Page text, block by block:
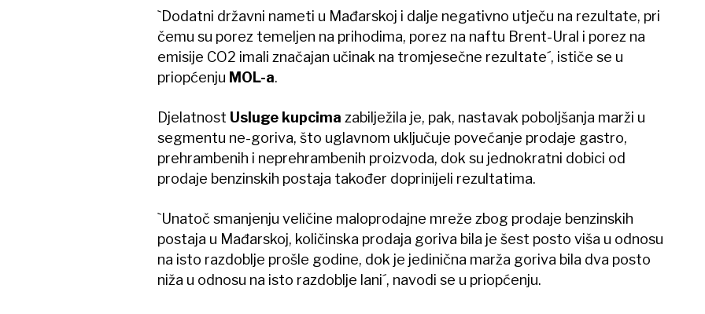
`Dodatni državni nameti u Mađarskoj i dalje negativno utječu na rezultate, pri
čemu su porez temeljen na prihodima, porez na naftu Brent-Ural i porez na
emisije CO2 imali značajan učinak na tromjesečne rezultate´, ističe se u
priopćenju MOL-a.
Djelatnost Usluge kupcima zabilježila je, pak, nastavak poboljšanja marži u
segmentu ne-goriva, što uglavnom uključuje povećanje prodaje gastro,
prehrambenih i neprehrambenih proizvoda, dok su jednokratni dobici od
prodaje benzinskih postaja također doprinijeli rezultatima.
`Unatoč smanjenju veličine maloprodajne mreže zbog prodaje benzinskih
postaja u Mađarskoj, količinska prodaja goriva bila je šest posto viša u odnosu
na isto razdoblje prošle godine, dok je jedinična marža goriva bila dva posto
niža u odnosu na isto razdoblje lani´, navodi se u priopćenju.